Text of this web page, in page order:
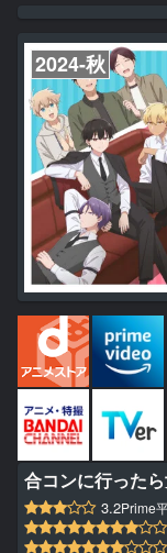
2024-秋
合コンに行った
3.2Prime